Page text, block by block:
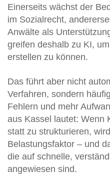
Einerseits wächst der
im Sozialrecht,
Anwälte als
greifen deshalb zu KI,
erstellen zu können.
Das führt aber nicht
Verfahren, sondern
Fehlern und mehr
aus Kassel lautet: Wenn
statt zu strukturieren,
Belastungsfaktor – und
die auf schnelle,
angewiesen sind.